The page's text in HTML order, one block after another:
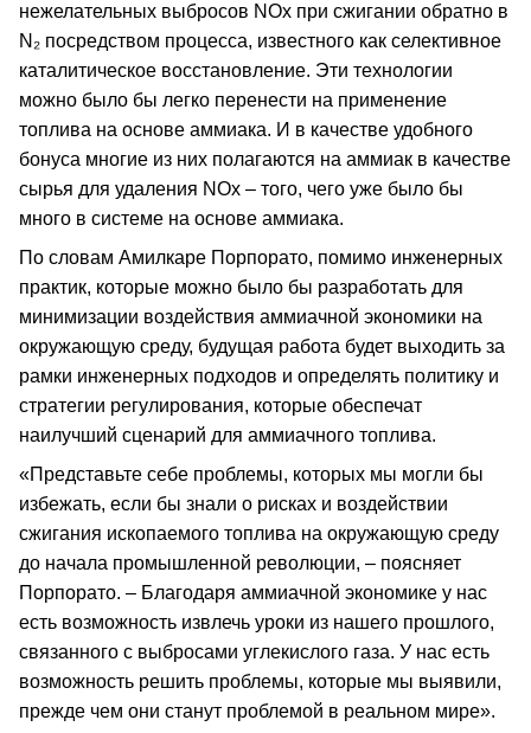
нежелательных выбросов NOx при сжигании обратно в
N₂ посредством процесса, известного как селективное
каталитическое восстановление. Эти технологии
можно было бы легко перенести на применение
топлива на основе аммиака. И в качестве удобного
бонуса многие из них полагаются на аммиак в качестве
сырья для удаления NOx – того, чего уже было бы
много в системе на основе аммиака.
По словам Амилкаре Порпорато, помимо инженерных
практик, которые можно было бы разработать для
минимизации воздействия аммиачной экономики на
окружающую среду, будущая работа будет выходить за
рамки инженерных подходов и определять политику и
стратегии регулирования, которые обеспечат
наилучший сценарий для аммиачного топлива.
«Представьте себе проблемы, которых мы могли бы
избежать, если бы знали о рисках и воздействии
сжигания ископаемого топлива на окружающую среду
до начала промышленной революции, – поясняет
Порпорато. – Благодаря аммиачной экономике у нас
есть возможность извлечь уроки из нашего прошлого,
связанного с выбросами углекислого газа. У нас есть
возможность решить проблемы, которые мы выявили,
прежде чем они станут проблемой в реальном мире».